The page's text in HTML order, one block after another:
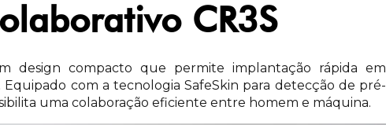
CR3S
design compacto que permite implantação rápida em
Equipado com a tecnologia SafeSkin para detecção de pré-
uma colaboração eficiente entre homem e máquina.